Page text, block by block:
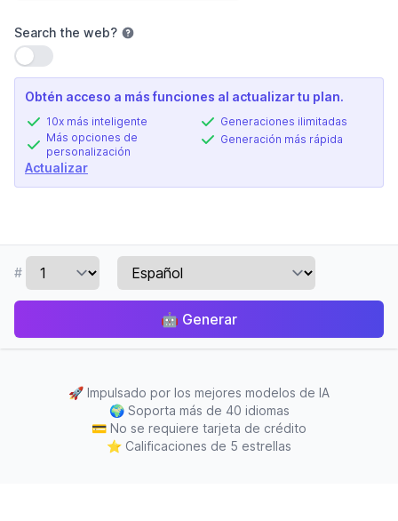
Search the web?
Usar configuración
Obtén acceso a más funciones al actualizar tu plan.
10x más inteligente
Más opciones de
personalización
Generaciones ilimitadas
Generación más rápida
Actualizar
#
🤖 Generar
🚀 Impulsado por los mejores modelos de IA
🌍 Soporta más de 40 idiomas
💳 No se requiere tarjeta de crédito
⭐ Calificaciones de 5 estrellas